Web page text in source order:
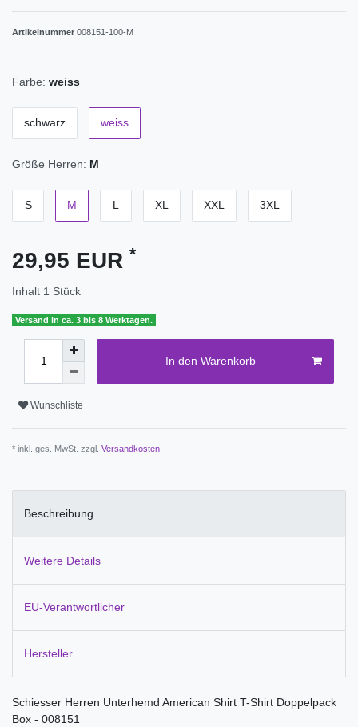
Artikelnummer 008151-100-M
Farbe: weiss
schwarz weiss
Größe Herren: M
S M L XL XXL 3XL
29,95 EUR *
Inhalt 1 Stück
Versand in ca. 3 bis 8 Werktagen.
In den Warenkorb
Wunschliste
* inkl. ges. MwSt. zzgl. Versandkosten
Beschreibung
Weitere Details
EU-Verantwortlicher
Hersteller
Schiesser Herren Unterhemd American Shirt T-Shirt Doppelpack
Box - 008151